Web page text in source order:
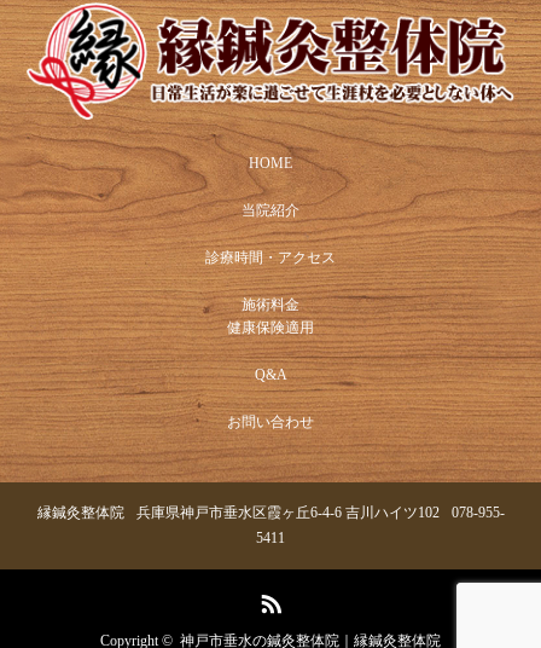
HOME
当院紹介
診療時間・アクセス
施術料金
健康保険適用
Q&A
お問い合わせ
縁鍼灸整体院 兵庫県神戸市垂水区霞ヶ丘6-4-6 吉川ハイツ102
078-955-
5411
Copyright © 神戸市垂水の鍼灸整体院｜縁鍼灸整体院